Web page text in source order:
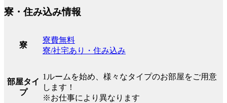
寮・住み込み情報
寮
寮費無料
寮/社宅あり・住み込み
部屋タイ
プ
1ルームを始め、様々なタイプのお部屋をご用意
します！
※お仕事により異なります